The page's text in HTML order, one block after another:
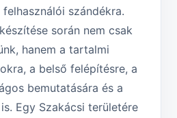
szándékra.
során nem csak
hanem a tartalmi
a belső felépítésre, a
bemutatására és a
Egy Szakácsi területére